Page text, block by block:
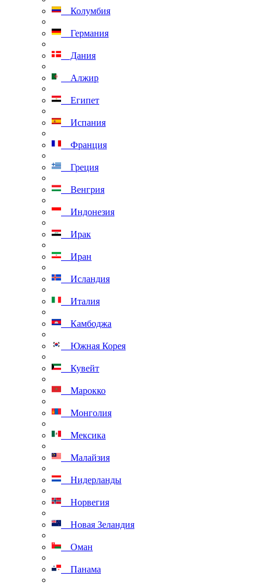
Колумбия
Германия
Дания
Алжир
Египет
Испания
Франция
Греция
Венгрия
Индонезия
Ирак
Иран
Исландия
Италия
Камбоджа
Южная Корея
Кувейт
Марокко
Монголия
Мексика
Малайзия
Нидерланды
Норвегия
Новая Зеландия
Оман
Панама